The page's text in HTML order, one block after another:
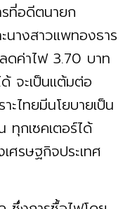
ที่อดีตนายก
างสาวแพทองธาร
ดค่าไฟ 3.70 บาท
จะเป็นแต้มต่อ
ไทยมีนโยบายเป็น
กเซคเตอร์ได้
ศรษฐกิจประเทศ